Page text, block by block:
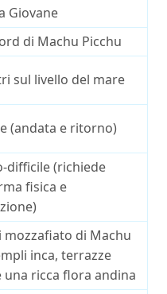
Giovane
di Machu Picchu
sul livello del mare
(andata e ritorno)
difficile (richiede
fisica e
mozzafiato di Machu
inca, terrazze
una ricca flora andina